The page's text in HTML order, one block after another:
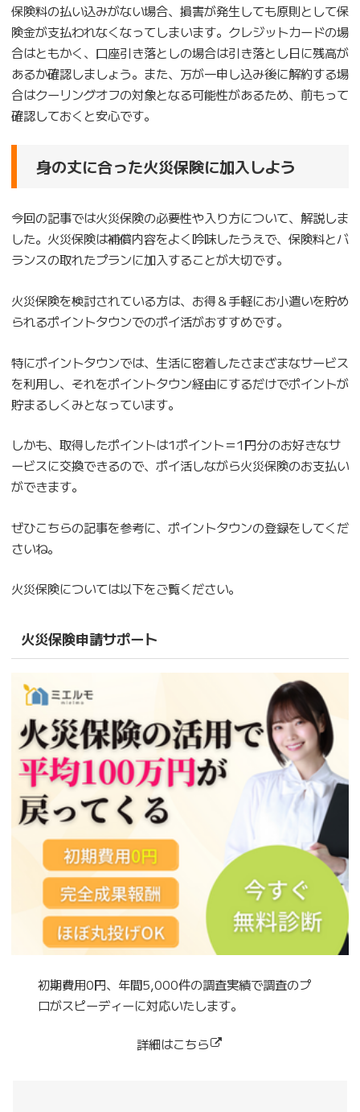
保険料の払い込みがない場合、損害が発生しても原則として保
険金が支払われなくなってしまいます。クレジットカードの場
合はともかく、口座引き落としの場合は引き落とし日に残高が
あるか確認しましょう。また、万が一申し込み後に解約する場
合はクーリングオフの対象となる可能性があるため、前もって
確認しておくと安心です。
身の丈に合った火災保険に加入しよう
今回の記事では火災保険の必要性や入り方について、解説しま
した。火災保険は補償内容をよく吟味したうえで、保険料とバ
ランスの取れたプランに加入することが大切です。
火災保険を検討されている方は、お得＆手軽にお小遣いを貯め
られるポイントタウンでのポイ活がおすすめです。
特にポイントタウンでは、生活に密着したさまざまなサービス
を利用し、それをポイントタウン経由にするだけでポイントが
貯まるしくみとなっています。
しかも、取得したポイントは1ポイント＝1円分のお好きなサ
ービスに交換できるので、ポイ活しながら火災保険のお支払い
ができます。
ぜひこちらの記事を参考に、ポイントタウンの登録をしてくだ
さいね。
火災保険については以下をご覧ください。
火災保険申請サポート
初期費用0円、年間5,000件の調査実績で調査のプ
ロがスピーディーに対応いたします。
詳細はこちら